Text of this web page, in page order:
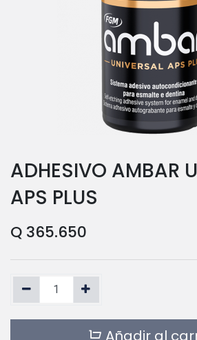
ADHESIVO AMBAR
APS PLUS
Q 365.650
Añadir al